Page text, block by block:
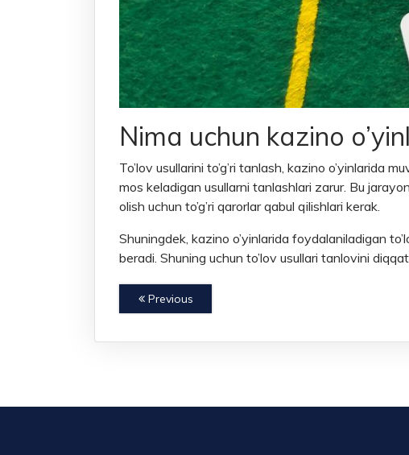
Nima uchun kazino
To’lov usullarini to’g’ri tanlash, kazino o’yinlarida
mos keladigan usullarni tanlashlari zarur. Bu
olish uchun to’g’ri qarorlar qabul qilishlari kerak.
Shuningdek, kazino o’yinlarida foydalaniladigan
beradi. Shuning uchun to’lov usullari tanlovini
Previous